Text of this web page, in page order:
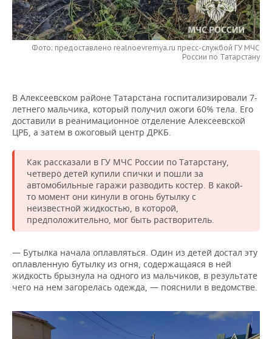
НЕФТЕХИМИЯ
НЕФТЬ
РОЗНИЧНАЯ ТОРГОВЛЯ
ТРАНСПОРТ
НОВОСТИ ТЕХНОЛОГИЙ
ТЕЛЕКОММУНИКАЦИИ
МЕРОПРИЯТИЯ
НОВОСТИ МЕРОПРИЯТИЙ
БИЗНЕС-БРАНЧИ
ONLINE-КОНФЕРЕНЦИИ
ОТКРЫТАЯ ЛЕКЦИЯ
СПОРТ
ФУТБОЛ
ХОККЕЙ
БАСКЕТБОЛ
ВОЛЕЙБОЛ
КИБЕРСПОРТ
ВОДНЫЕ ВИДЫ СПОРТА
НОВОСТИ ОБЩЕСТВА
ВЛАСТЬ
ИНФРАСТРУКТУРА
ИСТОРИЯ
КУЛЬТУРА
ОБРАЗОВАНИЕ
ФОТОГАЛЕРЕЯ
СЮЖЕТЫ
СПРАВОЧНИК
СПИСОК ПЕРСОН
СПИСОК КОМПАНИЙ
ПОЛНАЯ ВЕРСИЯ
Фото: предоставлено realnoevremya.ru пресс-службой ГУ МЧС
России по Татарстану
В Алексеевском районе Татарстана госпитализировали 7-
летнего мальчика, который получил ожоги 60% тела. Его
доставили в реанимационное отделение Алексеевской
ЦРБ, а затем в ожоговый центр ДРКБ.
Как рассказали в ГУ МЧС России по Татарстану,
четверо детей купили спички и пошли за
автомобильные гаражи разводить костер. В какой-
то момент они кинули в огонь бутылку с
неизвестной жидкостью, в которой,
предположительно, мог быть растворитель.
— Бутылка начала оплавляться. Один из детей достал эту
оплавленную бутылку из огня, содержащаяся в ней
жидкость брызнула на одного из мальчиков, в результате
чего на нем загорелась одежда, — пояснили в ведомстве.